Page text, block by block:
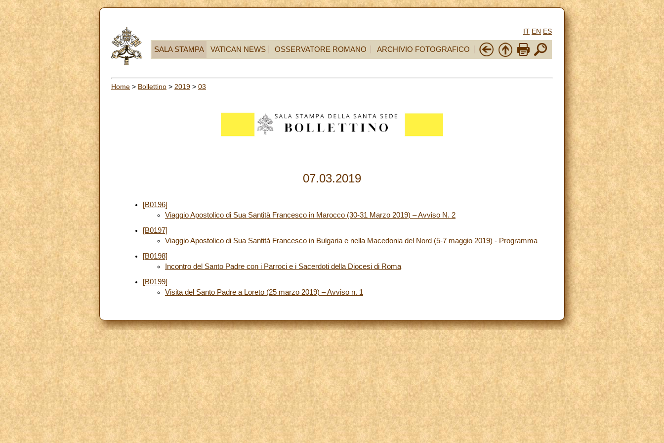
IT EN ES
SALA STAMPA VATICAN NEWS OSSERVATORE ROMANO ARCHIVIO FOTOGRAFICO
Home > Bollettino > 2019 > 03
07.03.2019
[B0196]
Viaggio Apostolico di Sua Santità Francesco in Marocco (30-31 Marzo 2019) – Avviso N. 2
[B0197]
Viaggio Apostolico di Sua Santità Francesco in Bulgaria e nella Macedonia del Nord (5-7 maggio 2019) - Programma
[B0198]
Incontro del Santo Padre con i Parroci e i Sacerdoti della Diocesi di Roma
[B0199]
Visita del Santo Padre a Loreto (25 marzo 2019) – Avviso n. 1